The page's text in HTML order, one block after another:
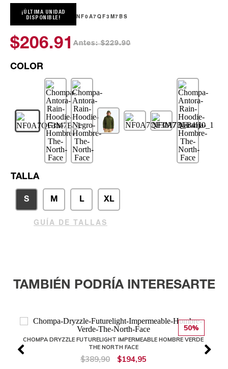
¡ÚLTIMA UNIDAD
DISPONIBLE!
NF0A7QF3M7BS
$206.91 Antes: $229.90
TALLA
S M L XL
GUÍA DE TALLAS
TAMBIÉN PODRÍA INTERESARTE
50%
CHOMPA DRYZZLE FUTURELIGHT IMPERMEABLE HOMBRE VERDE
THE NORTH FACE
$389,90 $194,95